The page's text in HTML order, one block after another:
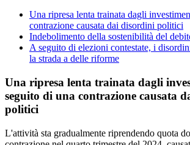
Una ripresa lenta trainata dagli
contrazione causata dai disordini politici
Indebolimento della sostenibilità del
A seguito di elezioni contestate, i
la strada a delle riforme
Una ripresa lenta trainata dagli
seguito di una contrazione causata
politici
L'attività sta gradualmente riprendendo quota